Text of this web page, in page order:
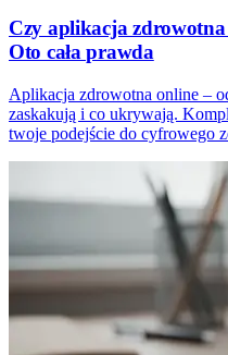
Czy aplikacja zdrowotna
Oto cała prawda
Aplikacja zdrowotna online –
zaskakują i co ukrywają.
twoje podejście do cyfrowego